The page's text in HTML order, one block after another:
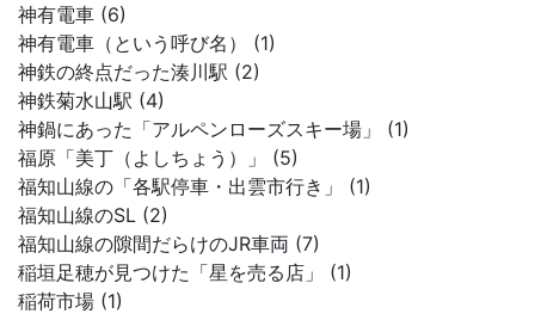
神有電車 (6)
神有電車（という呼び名） (1)
神鉄の終点だった湊川駅 (2)
神鉄菊水山駅 (4)
神鍋にあった「アルペンローズスキー場」 (1)
福原「美丁（よしちょう）」 (5)
福知山線の「各駅停車・出雲市行き」 (1)
福知山線のSL (2)
福知山線の隙間だらけのJR車両 (7)
稲垣足穂が見つけた「星を売る店」 (1)
稲荷市場 (1)